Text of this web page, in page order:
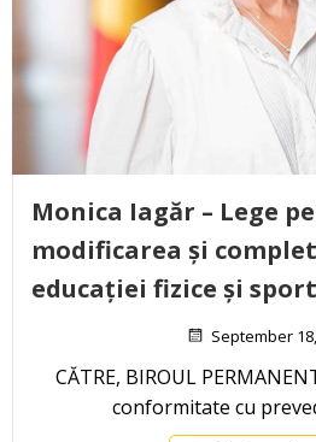
Monica Iagăr – Lege
modificarea și
educației fizice și
September
CĂTRE, BIROUL
conformitate cu